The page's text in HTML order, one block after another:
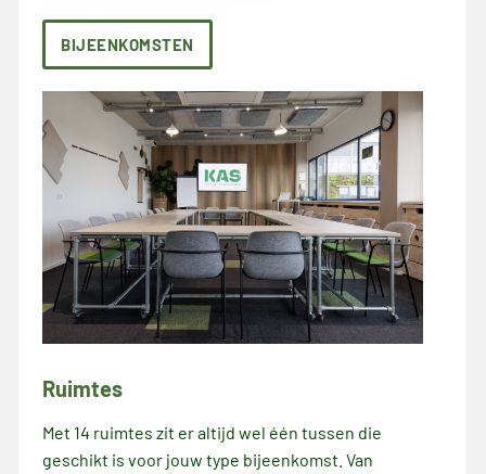
BIJEENKOMSTEN
Ruimtes
Met 14 ruimtes zit er altijd wel één tussen die
geschikt is voor jouw type bijeenkomst. Van